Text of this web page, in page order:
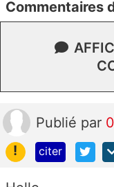
Commentaires
Publié par
!
citer